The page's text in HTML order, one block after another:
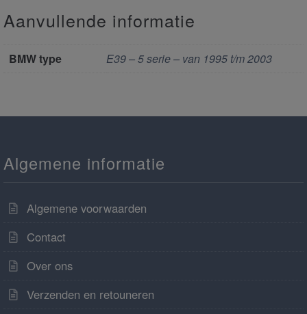
Aanvullende informatie
BMW type E39 – 5 serie – van 1995 t/m 2003
Algemene informatie
Algemene voorwaarden
Contact
Over ons
Verzenden en retouneren